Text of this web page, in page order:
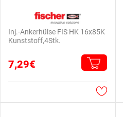
Inj.-Ankerhülse FIS HK 16x85K
Kunststoff,4Stk.
7,29€